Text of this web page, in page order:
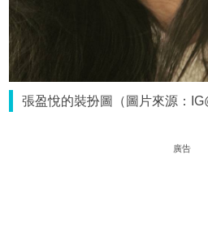
張盈悅的裝扮圖（圖片來源：
廣告